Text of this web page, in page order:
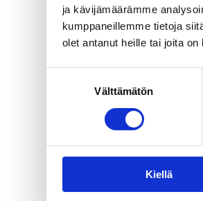
ja kävijämäärämme
kumppaneillemme tietoja
olet antanut heille tai joita
Välttämätön
Kiellä
Hinta: 30 euroa/
Aikaa
Maksulliset